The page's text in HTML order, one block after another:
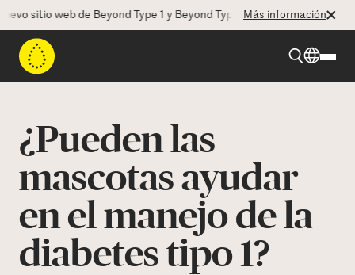
sitio web de Beyond Type 1 y Beyond Type 2! La CEO Deborah
Más información
Beyond Type 2
Recursos
Programas
¿Pueden las
mascotas ayudar
en el manejo de la
diabetes tipo 1?